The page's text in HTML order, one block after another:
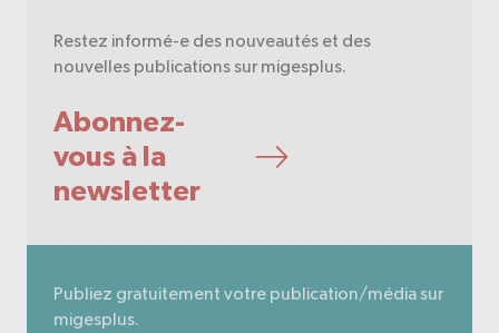
Restez informé-e des nouveautés et des
nouvelles publications sur migesplus.
Abonnez-
vous à la
newsletter
Publiez gratuitement votre publication/média sur
migesplus.